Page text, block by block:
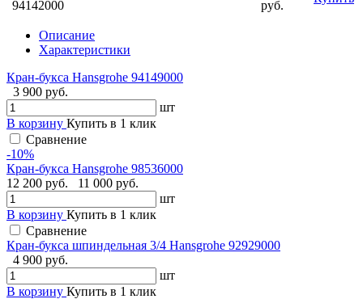
94142000
руб.
Описание
Характеристики
Кран-букса Hansgrohe 94149000
3 900 руб.
шт
В корзину Купить в 1 клик
Сравнение
-10%
Кран-букса Hansgrohe 98536000
12 200 руб.
11 000 руб.
шт
В корзину Купить в 1 клик
Сравнение
Кран-букса шпиндельная 3/4 Hansgrohe 92929000
4 900 руб.
шт
В корзину Купить в 1 клик